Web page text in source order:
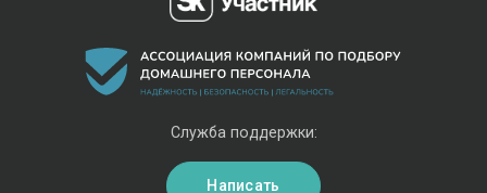
Служба поддержки:
Написать